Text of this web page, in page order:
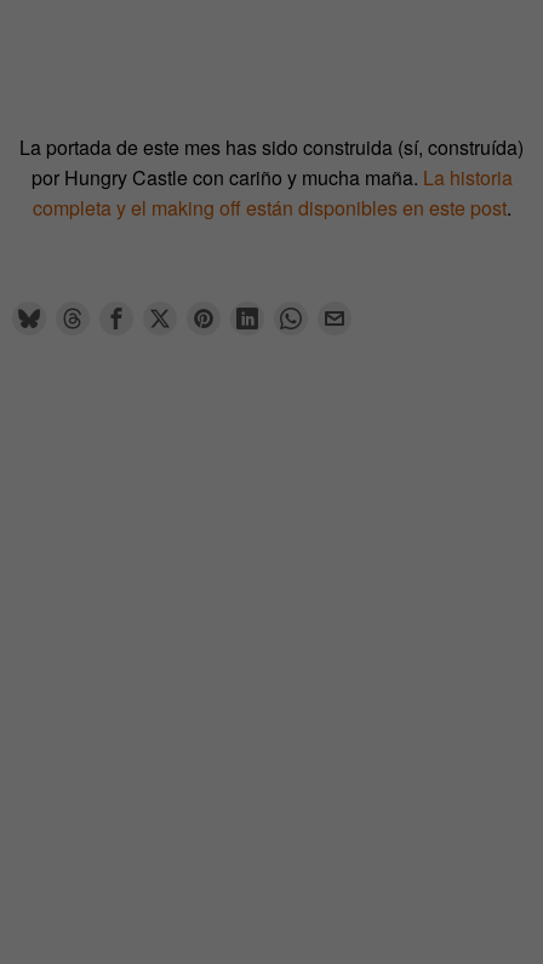
La portada de este mes has sido construida (sí, construída)
por Hungry Castle con cariño y mucha maña. La historia
completa y el making off están disponibles en este post.